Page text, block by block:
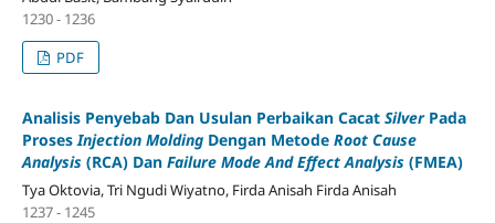
1230 - 1236
PDF
Analisis Penyebab Dan Usulan Perbaikan Cacat SilverPada
Proses Injection MoldingDengan Metode Root Cause
Analysis (RCA) Dan Failure Mode And Effect Analysis (FMEA)
Tya Oktovia, Tri Ngudi Wiyatno, Firda Anisah Firda Anisah
1237 - 1245